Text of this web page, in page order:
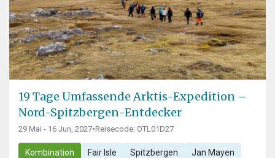
19 Tage Umfassende Arktis-Expedition –
Nord-Spitzbergen-Entdecker
29 Mai - 16 Jun, 2027•Reisecode: OTL01D27
Kombination Fair Isle Spitzbergen Jan Mayen